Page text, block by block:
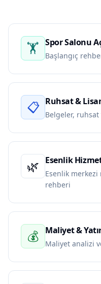
🏋️ Spor Salonu
Başlangıç
📋 Ruhsat &
Belgeler,
🌿 Esenlik
Esenlik merkezi
rehberi
💰 Maliyet &
Maliyet analizi